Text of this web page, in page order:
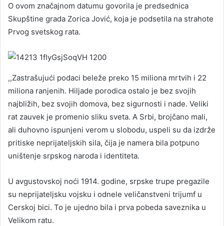
O ovom značajnom datumu govorila je predsednica
Skupštine grada Zorica Jović, koja je podsetila na strahote
Prvog svetskog rata.
,,Zastrašujući podaci beleže preko 15 miliona mrtvih i 22
miliona ranjenih. Hiljade porodica ostalo je bez svojih
najbližih, bez svojih domova, bez sigurnosti i nade. Veliki
rat zauvek je promenio sliku sveta. A Srbi, brojčano mali,
ali duhovno ispunjeni verom u slobodu, uspeli su da izdrže
pritiske neprijateljskih sila, čija je namera bila potpuno
uništenje srpskog naroda i identiteta.
U avgustovskoj noći 1914. godine, srpske trupe pregazile
su neprijateljsku vojsku i odnele veličanstveni trijumf u
Cerskoj bici. To je ujedno bila i prva pobeda saveznika u
Velikom ratu.